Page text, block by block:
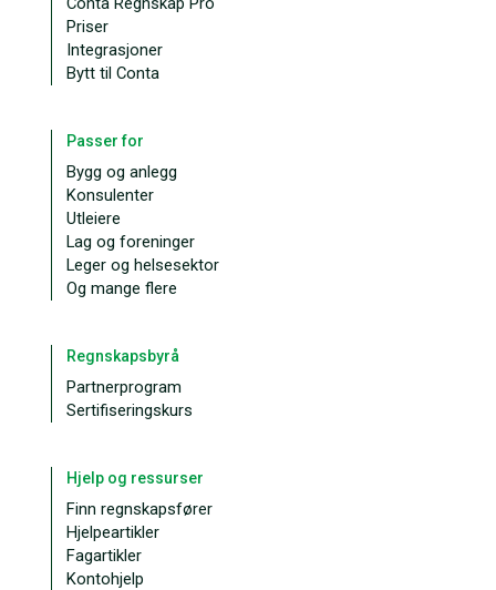
Priser
Integrasjoner
Bytt til Conta
Passer for
Bygg og anlegg
Konsulenter
Utleiere
Lag og foreninger
Leger og helsesektor
Og mange flere
Regnskapsbyrå
Partnerprogram
Sertifiseringskurs
Hjelp og ressurser
Finn regnskapsfører
Hjelpeartikler
Fagartikler
Kontohjelp